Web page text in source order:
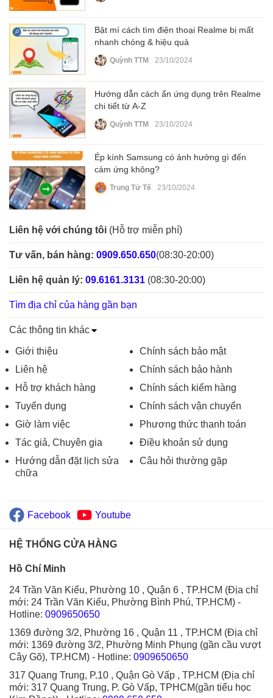
Bật mí cách tìm điện thoại Realme bị mất
nhanh chóng & hiệu quả
Quỳnh TTM 23/10/2024
Hướng dẫn cách ẩn ứng dụng trên Realme
chi tiết từ A-Z
Quỳnh TTM 23/10/2024
Ép kính Samsung có ảnh hưởng gì đến
cảm ứng không?
Trung Tử Tế 23/10/2024
Liên hệ với chúng tôi (Hỗ trợ miễn phí)
Tư vấn, bán hàng: 0909.650.650(08:30-20:00)
Liên hệ quản lý: 09.6161.3131 (08:30-20:00)
Tìm địa chỉ của hàng gần bạn
Các thông tin khác
Giới thiệu
Liên hệ
Hỗ trợ khách hàng
Tuyển dụng
Giờ làm việc
Tác giả, Chuyên gia
Hướng dẫn đặt lịch sửa
chữa
Chính sách bảo mật
Chính sách bảo hành
Chính sách kiểm hàng
Chính sách vận chuyển
Phương thức thanh toán
Điều khoản sử dụng
Câu hỏi thường gặp
Facebook Youtube
HỆ THỐNG CỬA HÀNG
Hồ Chí Minh
24 Trần Văn Kiểu, Phường 10 , Quận 6 , TP.HCM (Địa chỉ
mới: 24 Trần Văn Kiểu, Phường Bình Phú, TP.HCM) -
Hotline: 0909650650
1369 đường 3/2, Phường 16 , Quận 11 , TP.HCM (Địa chỉ
mới: 1369 đường 3/2, Phường Minh Phụng (gần cầu vượt
Cây Gõ), TP.HCM) - Hotline: 0909650650
317 Quang Trung, P.10 , Quận Gò Vấp , TP.HCM (Địa chỉ
mới: 317 Quang Trung, P. Gò Vấp, TPHCM(gần tiểu học